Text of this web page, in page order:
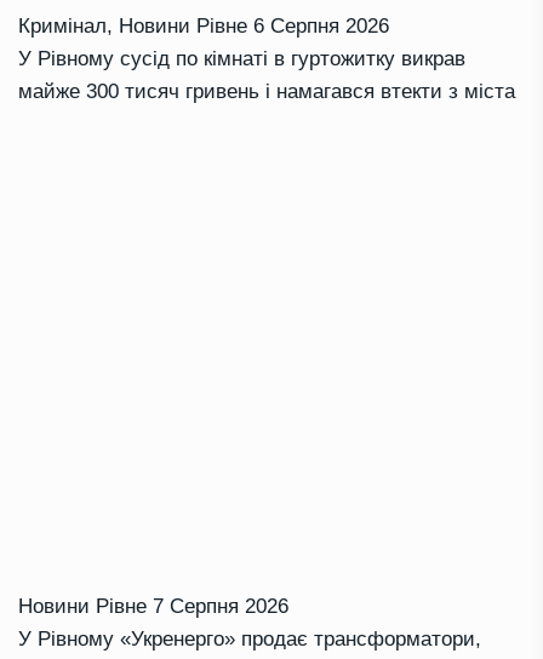
Кримінал, Новини Рівне 6 Серпня 2026
У Рівному сусід по кімнаті в гуртожитку викрав
майже 300 тисяч гривень і намагався втекти з міста
Новини Рівне 7 Серпня 2026
У Рівному «Укренерго» продає трансформатори,